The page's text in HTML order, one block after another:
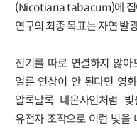
(Nicotiana tabacum)에 집
연구의 최종 목표는 자연 발
전기를 따로 연결하지 않
얼른 연상이 안 된다면 영
알록달록 네온사인처럼
유전자 조작으로 이런 빛을